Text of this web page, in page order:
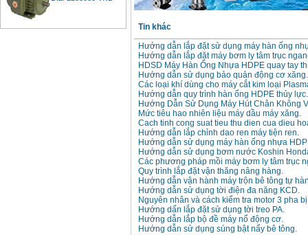
Tin khác
Hướng dẫn lắp đặt sử dụng máy hàn ống
Hướng dẫn lắp đặt máy bơm ly tâm trục
HDSD Máy Hàn Ống Nhựa HDPE quay tay
Hướng dẫn sử dụng bảo quản động cơ xăng.
Các loại khí dùng cho máy cắt kim loại
Hướng dẫn quy trình hàn ống HDPE thủy lực.
Hướng Dẫn Sử Dụng Máy Hút Chân Không
Mức tiêu hao nhiên liệu máy dầu máy xăng.
Cach tinh cong suat tieu thu dien cua dieu
Hướng dẫn lắp chỉnh dao ren máy tiện ren.
Hướng dẫn sử dụng máy hàn ống nhựa
Hướng dẫn sử dụng bơm nước Koshin
Các phương pháp mồi máy bơm ly tâm trục
Quy trình lắp đặt vận thăng nâng hàng.
Hướng dẫn vận hành máy trộn bê tông tự
Hướng dẫn sử dụng tời điện đa năng KCD.
Nguyên nhân và cách kiểm tra motor 3 pha
Hướng dấn lắp đặt sử dụng tời treo PA.
Hướng dẫn lắp bộ đề máy nổ động cơ.
Hướng dẫn sử dụng súng bật nẩy bê tông.